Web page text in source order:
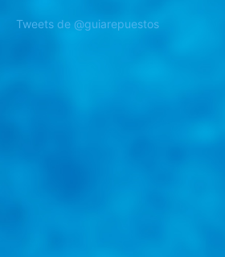
Tweets de @guiarepuestos